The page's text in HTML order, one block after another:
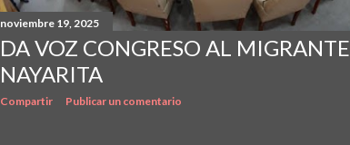
noviembre 19, 2025
DA VOZ CONGRESO AL MIGRANTE
NAYARITA
Compartir Publicar un comentario